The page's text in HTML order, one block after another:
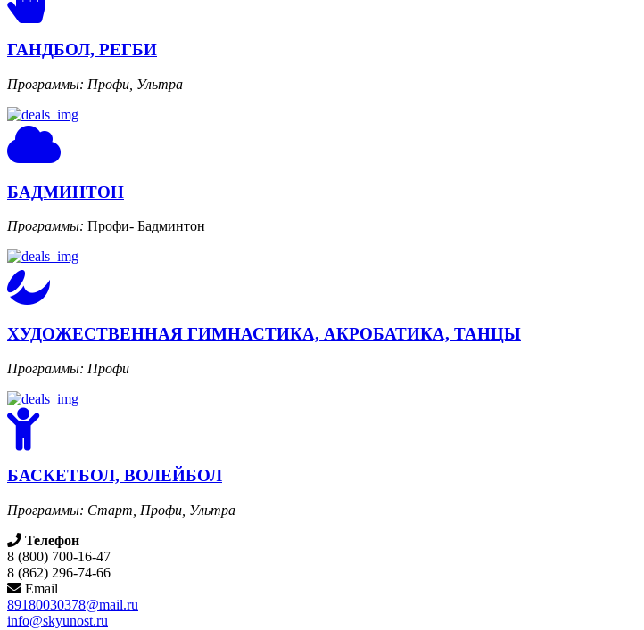
ГАНДБОЛ, РЕГБИ
Программы: Профи, Ультра
БАДМИНТОН
Программы: Профи- Бадминтон
ХУДОЖЕСТВЕННАЯ ГИМНАСТИКА, АКРОБАТИКА, ТАНЦЫ
Программы: Профи
БАСКЕТБОЛ, ВОЛЕЙБОЛ
Программы: Старт, Профи, Ультра
Телефон
8 (800) 700-16-47
8 (862) 296-74-66
Email
89180030378@mail.ru
info@skyunost.ru